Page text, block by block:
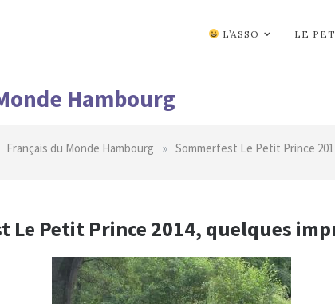
Hambourg
L’ASSO LE
Français du Monde Hambourg » Sommerfest Le Petit Prince
Le Petit Prince 2014, quelques